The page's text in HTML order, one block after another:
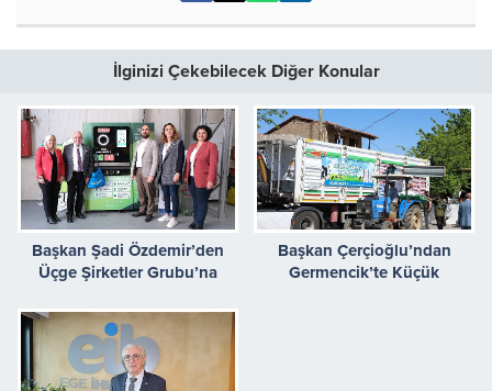
İlginizi Çekebilecek Diğer Konular
Başkan Şadi Özdemir’den
Üçge Şirketler Grubu’na
Başkan Çerçioğlu’ndan
Germencik’te Küçük